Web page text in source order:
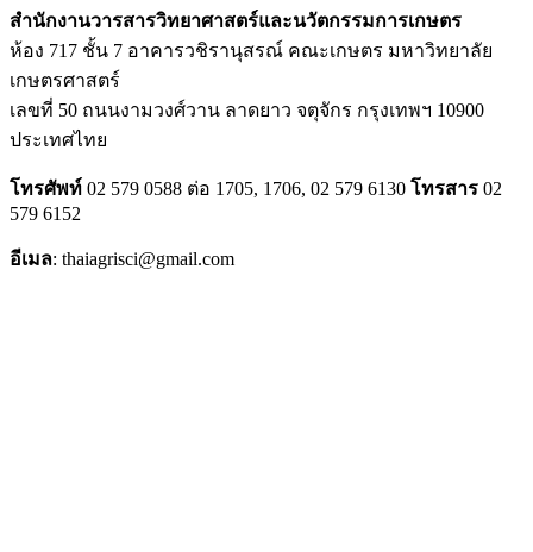
สำนักงานวารสารวิทยาศาสตร์และนวัตกรรมการเกษตร
ห้อง 717 ชั้น 7 อาคารวชิรานุสรณ์ คณะเกษตร มหาวิทยาลัย
เกษตรศาสตร์
เลขที่ 50 ถนนงามวงศ์วาน ลาดยาว จตุจักร กรุงเทพฯ 10900
ประเทศไทย
โทรศัพท์ 02 579 0588 ต่อ 1705, 1706, 02 579 6130 โทรสาร 02
579 6152
อีเมล: thaiagrisci@gmail.com